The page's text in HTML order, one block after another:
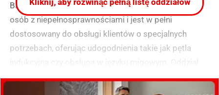
Bank posiada parking z wydzielonymi miejscami dla
osób z niepełnosprawnościami i jest w pełni
dostosowany do obsługi klientów o specjalnych
potrzebach, oferując udogodnienia takie jak pętla
indukcyjna czy obsługa w języku migowym. Oddział
świadczy kompleksowe usługi finansowe, w tym
doradztwo firmowe i hipoteczne, obsługę gotówkową